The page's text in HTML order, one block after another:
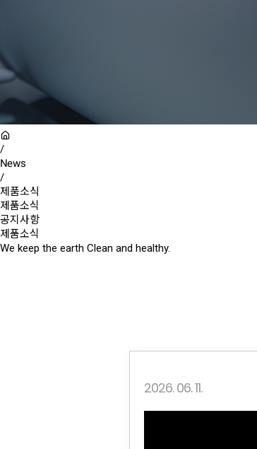
/
News
/
제품소식
제품소식
공지사항
제품소식
We keep the earth Clean and healthy.
2026. 06. 11.